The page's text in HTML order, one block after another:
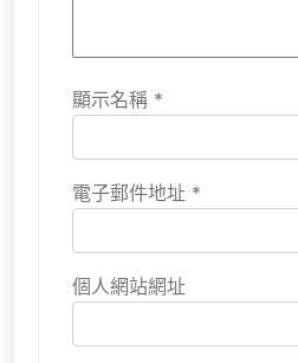
顯示名稱 *
電子郵件地址 *
個人網站網址